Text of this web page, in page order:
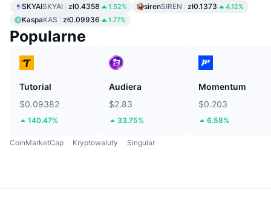
SKYAISKYAI zł0.4358 1.52% sirenSIREN zł0.1373 4.12%
KaspaKAS zł0.09936 1.77%
Popularne
Tutorial
$0.09382
140.47%
Audiera
$2.83
33.75%
Momentum
$0.203
6.58%
CoinMarketCap Kryptowaluty Singular